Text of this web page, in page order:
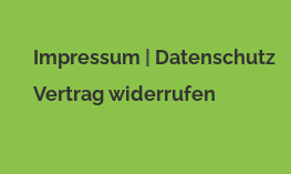
Impressum
Datenschutz
Vertrag widerrufen